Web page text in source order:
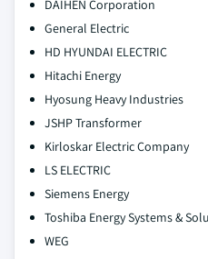
DAIHEN Corporation
General Electric
HD HYUNDAI ELECTRIC
Hitachi Energy
Hyosung Heavy Industries
JSHP Transformer
Kirloskar Electric Company
LS ELECTRIC
Siemens Energy
Toshiba Energy Systems &
WEG